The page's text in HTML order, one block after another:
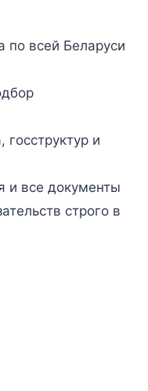
по всей Беларуси
госструктур и
и все документы
строго в